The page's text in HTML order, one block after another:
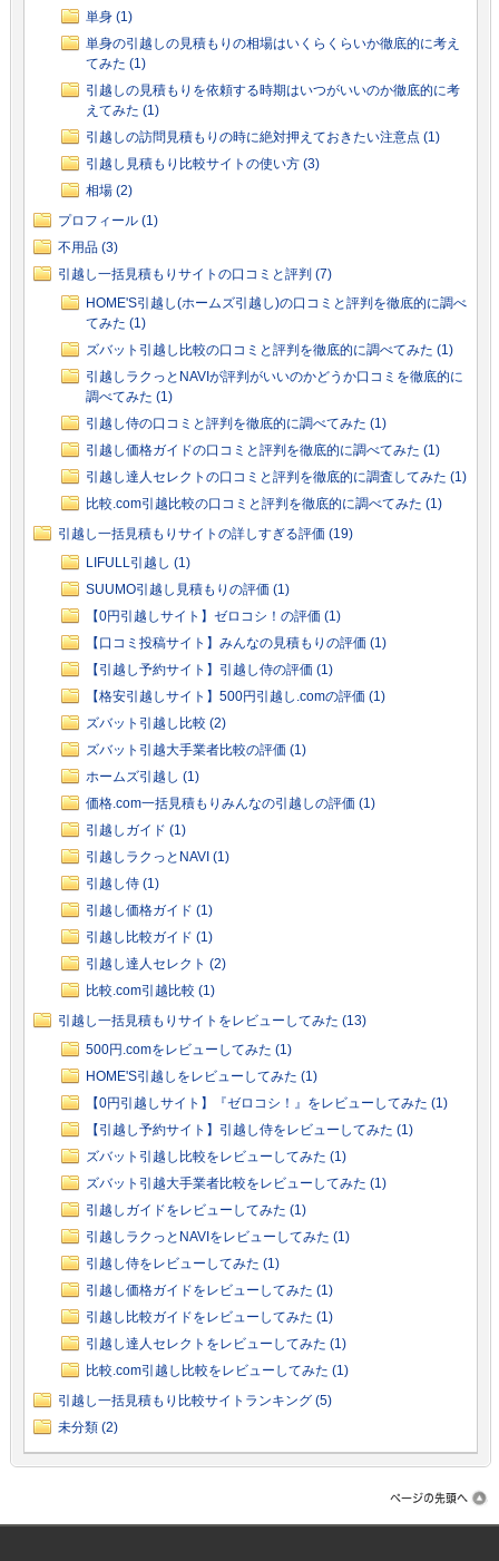
単身 (1)
単身の引越しの見積もりの相場はいくらくらいか徹底的に考え
てみた (1)
引越しの見積もりを依頼する時期はいつがいいのか徹底的に考
えてみた (1)
引越しの訪問見積もりの時に絶対押えておきたい注意点 (1)
引越し見積もり比較サイトの使い方 (3)
相場 (2)
プロフィール (1)
不用品 (3)
引越し一括見積もりサイトの口コミと評判 (7)
HOME'S引越し(ホームズ引越し)の口コミと評判を徹底的に調べ
てみた (1)
ズバット引越し比較の口コミと評判を徹底的に調べてみた (1)
引越しラクっとNAVIが評判がいいのかどうか口コミを徹底的に
調べてみた (1)
引越し侍の口コミと評判を徹底的に調べてみた (1)
引越し価格ガイドの口コミと評判を徹底的に調べてみた (1)
引越し達人セレクトの口コミと評判を徹底的に調査してみた (1)
比較.com引越比較の口コミと評判を徹底的に調べてみた (1)
引越し一括見積もりサイトの詳しすぎる評価 (19)
LIFULL引越し (1)
SUUMO引越し見積もりの評価 (1)
【0円引越しサイト】ゼロコシ！の評価 (1)
【口コミ投稿サイト】みんなの見積もりの評価 (1)
【引越し予約サイト】引越し侍の評価 (1)
【格安引越しサイト】500円引越し.comの評価 (1)
ズバット引越し比較 (2)
ズバット引越大手業者比較の評価 (1)
ホームズ引越し (1)
価格.com一括見積もりみんなの引越しの評価 (1)
引越しガイド (1)
引越しラクっとNAVI (1)
引越し侍 (1)
引越し価格ガイド (1)
引越し比較ガイド (1)
引越し達人セレクト (2)
比較.com引越比較 (1)
引越し一括見積もりサイトをレビューしてみた (13)
500円.comをレビューしてみた (1)
HOME'S引越しをレビューしてみた (1)
【0円引越しサイト】『ゼロコシ！』をレビューしてみた (1)
【引越し予約サイト】引越し侍をレビューしてみた (1)
ズバット引越し比較をレビューしてみた (1)
ズバット引越大手業者比較をレビューしてみた (1)
引越しガイドをレビューしてみた (1)
引越しラクっとNAVIをレビューしてみた (1)
引越し侍をレビューしてみた (1)
引越し価格ガイドをレビューしてみた (1)
引越し比較ガイドをレビューしてみた (1)
引越し達人セレクトをレビューしてみた (1)
比較.com引越し比較をレビューしてみた (1)
引越し一括見積もり比較サイトランキング (5)
未分類 (2)